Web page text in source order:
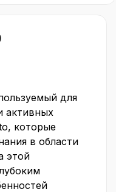
для
активных
которые
в области
этой